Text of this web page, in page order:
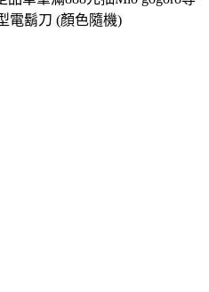
電鬍刀 (顏色隨機)